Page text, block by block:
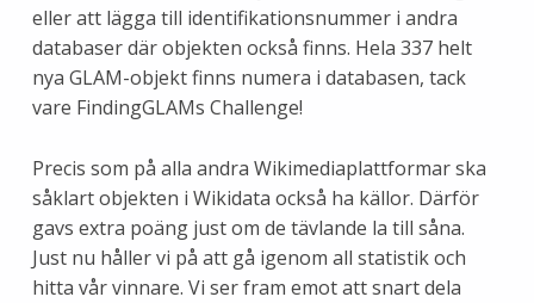
eller att lägga till identifikationsnummer i andra
databaser där objekten också finns. Hela 337 helt
nya GLAM-objekt finns numera i databasen, tack
vare FindingGLAMs Challenge!
Precis som på alla andra Wikimediaplattformar ska
såklart objekten i Wikidata också ha källor. Därför
gavs extra poäng just om de tävlande la till såna.
Just nu håller vi på att gå igenom all statistik och
hitta vår vinnare. Vi ser fram emot att snart dela